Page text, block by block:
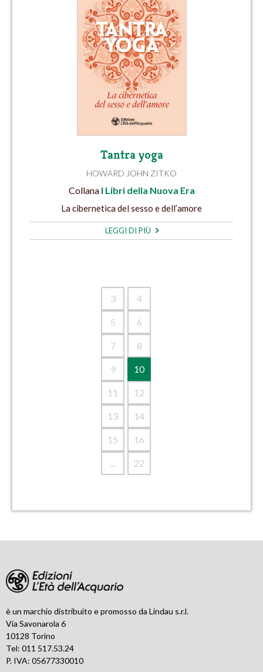
Tantra yoga
HOWARD JOHN ZITKO
Collana I Libri della Nuova Era
La cibernetica del sesso e dell’amore
LEGGI DI PIÙ
3 4
5 6
7 8
9 10
11 12
13 14
15 16
... 22
è un marchio distribuito e promosso da Lindau s.r.l.
Via Savonarola 6
10128 Torino
Tel: 011 517.53.24
P. IVA: 05677330010